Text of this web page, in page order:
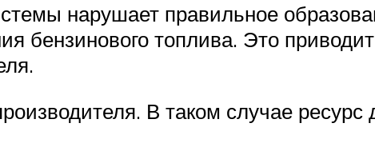
нарушает правильное
бензинового топлива. Это
В таком случае ресурс